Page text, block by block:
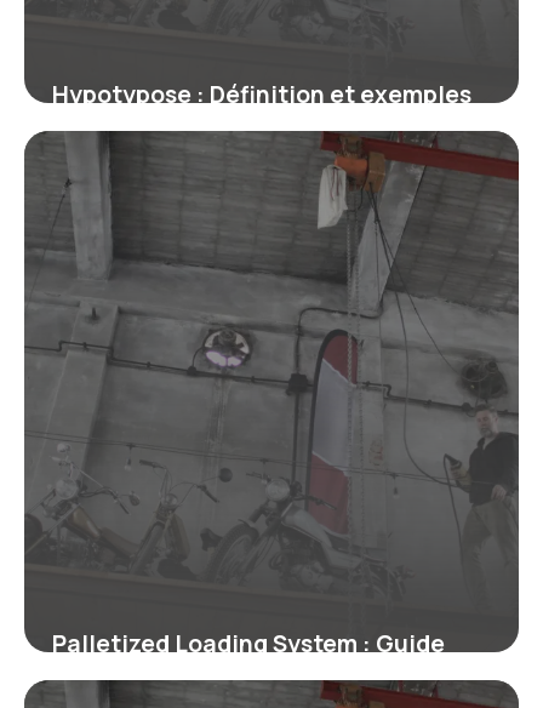
Hypotypose : Définition et exemples
en littérature
9 juillet 2026
Palletized Loading System : Guide
Technique